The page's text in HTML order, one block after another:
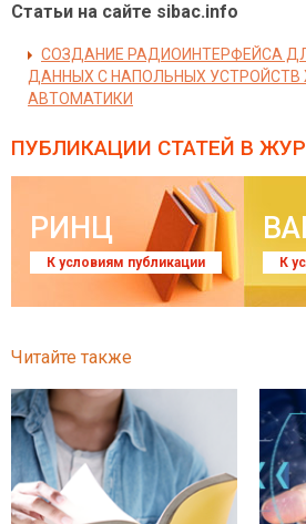
Статьи на сайте sibac.info
CОЗДАНИЕ РАДИОИНТЕРФЕЙСА
ДАННЫХ С НАПОЛЬНЫХ
АВТОМАТИКИ
ПУБЛИКАЦИИ СТАТЕЙ В
РИНЦ
К условиям публикации К
Читайте также